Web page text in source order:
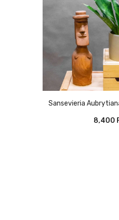
Sansevieria
8,400